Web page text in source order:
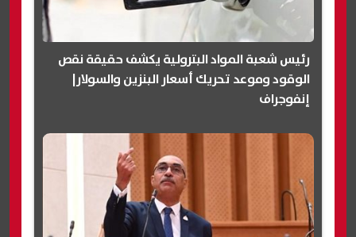
رئيس شعبة المواد البترولية يكشف حقيقة نقص
الوقود وموعد تحريك أسعار البنزين والسولار|
إنفوجراف